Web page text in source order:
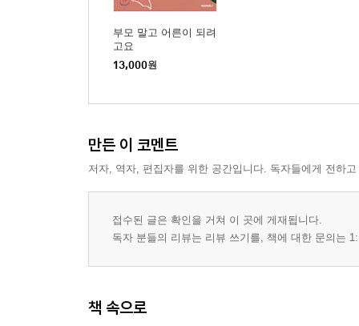
부모 말고 어른이 되려
고요
13,000원
만든 이 코멘트
저자, 역자, 편집자를 위한 공간입니다. 독자들에게 전하
접수된 글은 확인을 거쳐 이 곳에 게재됩니다.
독자 분들의 리뷰는 리뷰 쓰기를, 책에 대한 문의는
책 속으로